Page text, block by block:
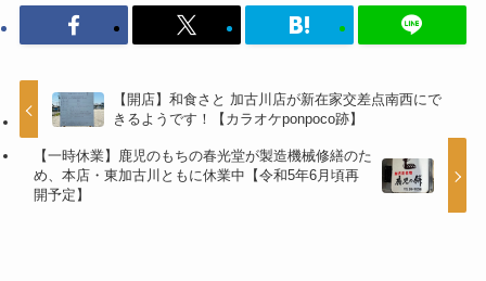
【開店】和食さと 加古川店が新在家交差点南西にで
きるようです！【カラオケponpoco跡】
【一時休業】鹿児のもちの春光堂が製造機械修繕のた
め、本店・東加古川ともに休業中【令和5年6月頃再
開予定】